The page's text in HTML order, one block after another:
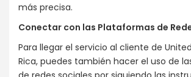
más precisa.
Conectar con las Plataformas de
Para llegar el servicio al cliente de
Rica, puedes también hacer el uso de